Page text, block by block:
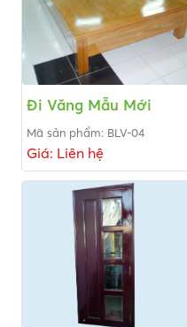
Đi Văng Mẫu Mới
Mã sản phẩm: BLV-04
Giá: Liên hệ